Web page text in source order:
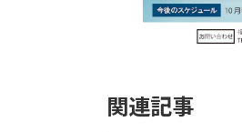
関連記事